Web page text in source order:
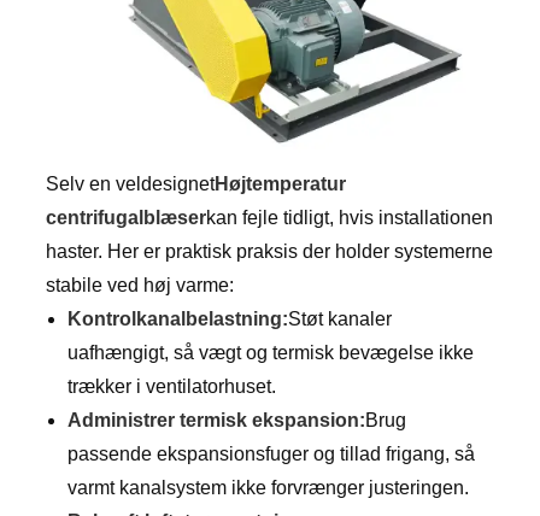
Selv en veldesignetHøjtemperatur
centrifugalblæserkan fejle tidligt, hvis installationen
haster. Her er praktisk praksis der holder systemerne
stabile ved høj varme:
Kontrolkanalbelastning:Støt kanaler
uafhængigt, så vægt og termisk bevægelse ikke
trækker i ventilatorhuset.
Administrer termisk ekspansion:Brug
passende ekspansionsfuger og tillad frigang, så
varmt kanalsystem ikke forvrænger justeringen.